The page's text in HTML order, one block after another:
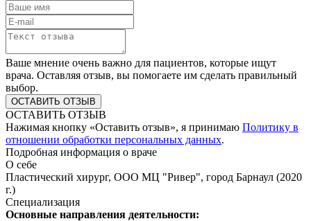
Ваше мнение очень важно для пациентов, которые ищут
врача. Оставляя отзыв, вы помогаете им сделать правильный
выбор.
ОСТАВИТЬ ОТЗЫВ
Нажимая кнопку «Оставить отзыв», я принимаю Политику в
отношении обработки персональных данных.
Подробная информация о враче
О себе
Пластический хирург, ООО МЦ "Ривер", город Барнаул (2020
г.)
Специализация
Основные направления деятельности: